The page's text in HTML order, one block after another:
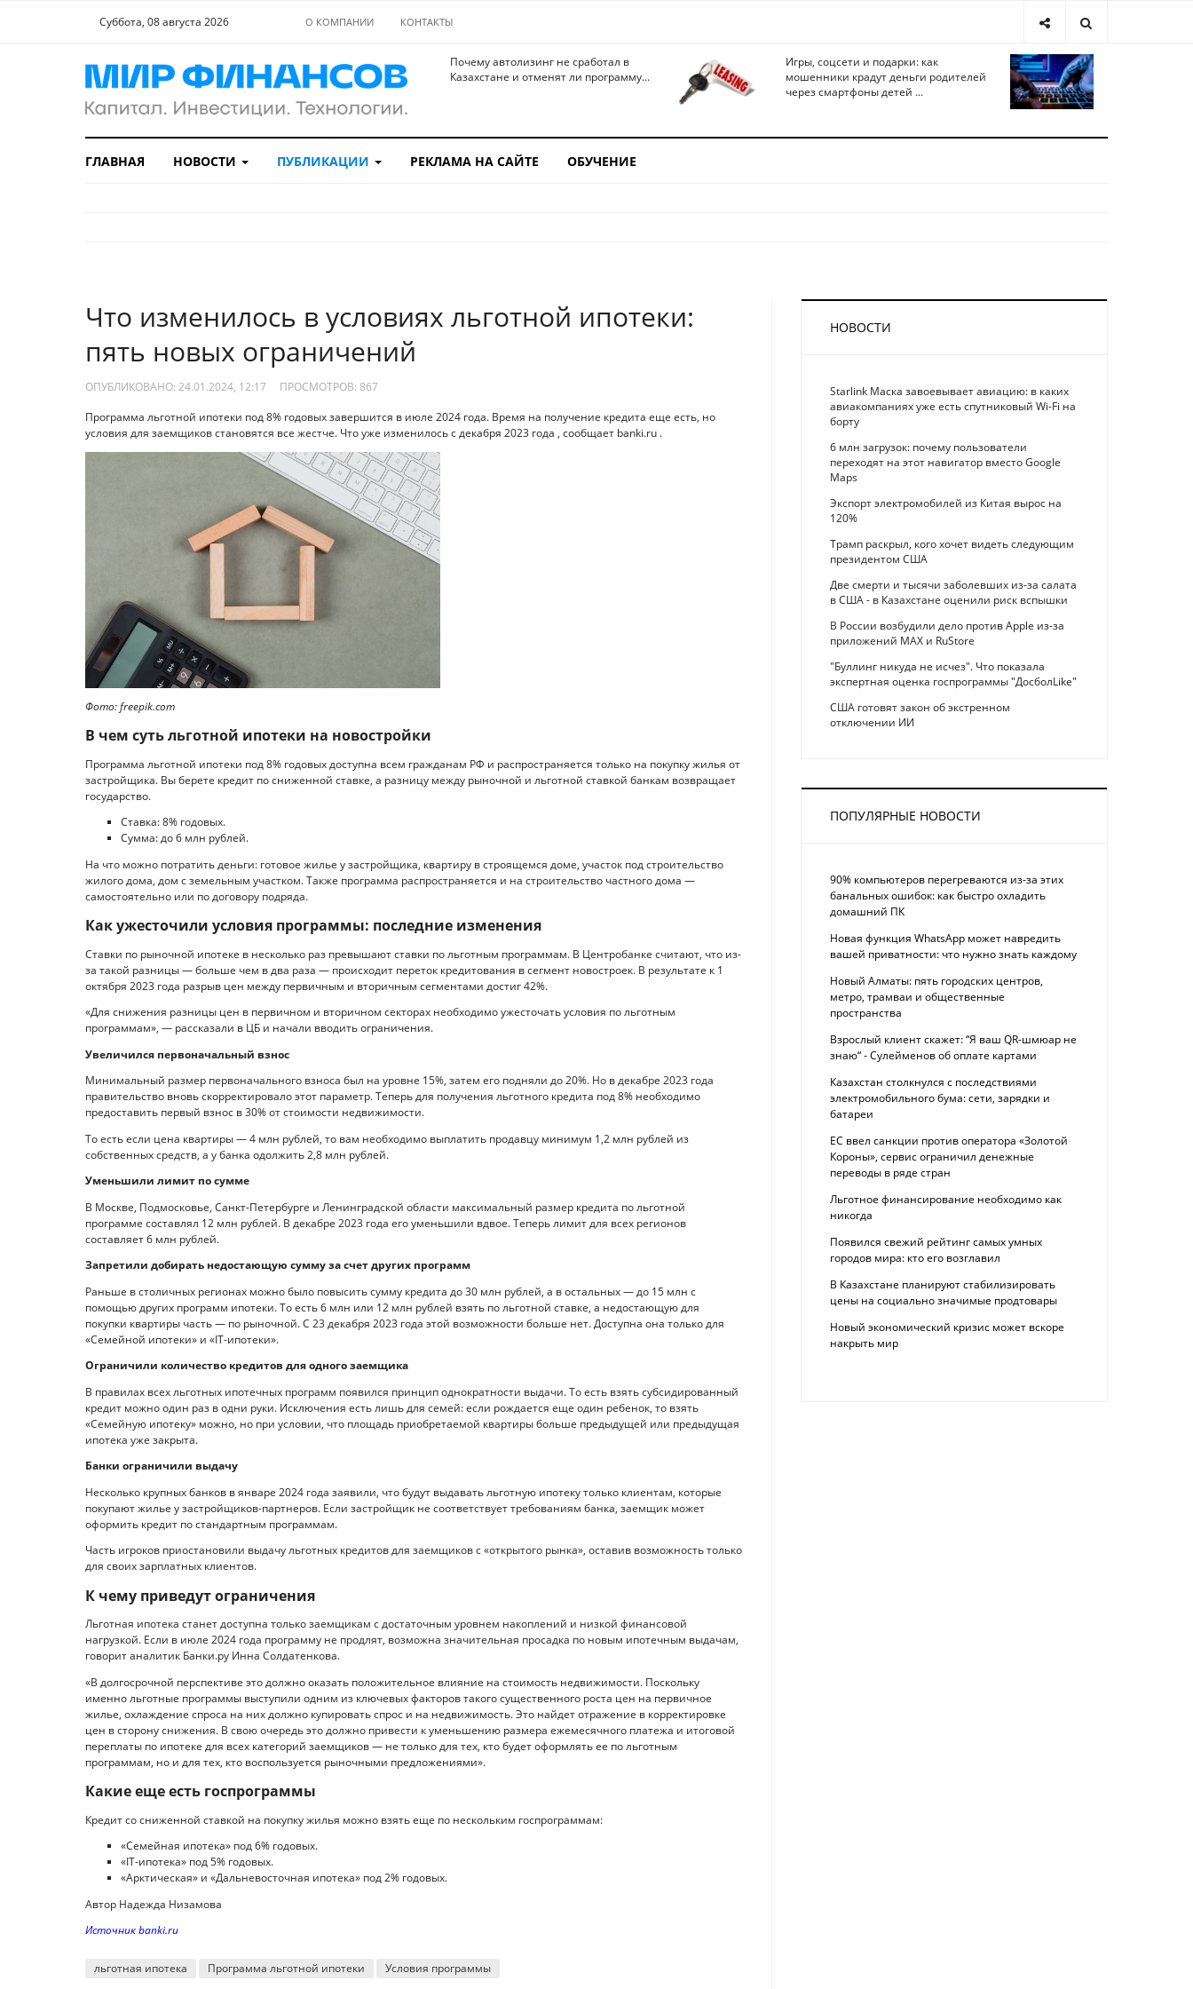
Суббота, 08 августа 2026 О КОМПАНИИ КОНТАКТЫ
Почему автолизинг не сработал в
Казахстане и отменят ли программу...
Игры, соцсети и подарки: как
мошенники крадут деньги родителей
через смартфоны детей ...
ГЛАВНАЯ НОВОСТИ ПУБЛИКАЦИИ РЕКЛАМА НА САЙТЕ ОБУЧЕНИЕ
Что изменилось в условиях льготной ипотеки:
пять новых ограничений
ОПУБЛИКОВАНО: 24.01.2024, 12:17 ПРОСМОТРОВ: 867
Программа льготной ипотеки под 8% годовых завершится в июле 2024 года. Время на получение кредита еще есть, но
условия для заемщиков становятся все жестче. Что уже изменилось с декабря 2023 года , сообщает banki.ru .
Фото: freepik.com
В чем суть льготной ипотеки на новостройки
Программа льготной ипотеки под 8% годовых доступна всем гражданам РФ и распространяется только на покупку жилья от
застройщика. Вы берете кредит по сниженной ставке, а разницу между рыночной и льготной ставкой банкам возвращает
государство.
Ставка: 8% годовых.
Сумма: до 6 млн рублей.
На что можно потратить деньги: готовое жилье у застройщика, квартиру в строящемся доме, участок под строительство
жилого дома, дом с земельным участком. Также программа распространяется и на строительство частного дома —
самостоятельно или по договору подряда.
Как ужесточили условия программы: последние изменения
Ставки по рыночной ипотеке в несколько раз превышают ставки по льготным программам. В Центробанке считают, что из-
за такой разницы — больше чем в два раза — происходит переток кредитования в сегмент новостроек. В результате к 1
октября 2023 года разрыв цен между первичным и вторичным сегментами достиг 42%.
«Для снижения разницы цен в первичном и вторичном секторах необходимо ужесточать условия по льготным
программам», — рассказали в ЦБ и начали вводить ограничения.
Увеличился первоначальный взнос
Минимальный размер первоначального взноса был на уровне 15%, затем его подняли до 20%. Но в декабре 2023 года
правительство вновь скорректировало этот параметр. Теперь для получения льготного кредита под 8% необходимо
предоставить первый взнос в 30% от стоимости недвижимости.
То есть если цена квартиры — 4 млн рублей, то вам необходимо выплатить продавцу минимум 1,2 млн рублей из
собственных средств, а у банка одолжить 2,8 млн рублей.
Уменьшили лимит по сумме
В Москве, Подмосковье, Санкт-Петербурге и Ленинградской области максимальный размер кредита по льготной
программе составлял 12 млн рублей. В декабре 2023 года его уменьшили вдвое. Теперь лимит для всех регионов
составляет 6 млн рублей.
Запретили добирать недостающую сумму за счет других программ
Раньше в столичных регионах можно было повысить сумму кредита до 30 млн рублей, а в остальных — до 15 млн с
помощью других программ ипотеки. То есть 6 млн или 12 млн рублей взять по льготной ставке, а недостающую для
покупки квартиры часть — по рыночной. С 23 декабря 2023 года этой возможности больше нет. Доступна она только для
«Семейной ипотеки» и «IT-ипотеки».
Ограничили количество кредитов для одного заемщика
В правилах всех льготных ипотечных программ появился принцип однократности выдачи. То есть взять субсидированный
кредит можно один раз в одни руки. Исключения есть лишь для семей: если рождается еще один ребенок, то взять
«Семейную ипотеку» можно, но при условии, что площадь приобретаемой квартиры больше предыдущей или предыдущая
ипотека уже закрыта.
Банки ограничили выдачу
Несколько крупных банков в январе 2024 года заявили, что будут выдавать льготную ипотеку только клиентам, которые
покупают жилье у застройщиков-партнеров. Если застройщик не соответствует требованиям банка, заемщик может
оформить кредит по стандартным программам.
Часть игроков приостановили выдачу льготных кредитов для заемщиков с «открытого рынка», оставив возможность только
для своих зарплатных клиентов.
К чему приведут ограничения
Льготная ипотека станет доступна только заемщикам с достаточным уровнем накоплений и низкой финансовой
нагрузкой. Если в июле 2024 года программу не продлят, возможна значительная просадка по новым ипотечным выдачам,
говорит аналитик Банки.ру Инна Солдатенкова.
«В долгосрочной перспективе это должно оказать положительное влияние на стоимость недвижимости. Поскольку
именно льготные программы выступили одним из ключевых факторов такого существенного роста цен на первичное
жилье, охлаждение спроса на них должно купировать спрос и на недвижимость. Это найдет отражение в корректировке
цен в сторону снижения. В свою очередь это должно привести к уменьшению размера ежемесячного платежа и итоговой
переплаты по ипотеке для всех категорий заемщиков — не только для тех, кто будет оформлять ее по льготным
программам, но и для тех, кто воспользуется рыночными предложениями».
Какие еще есть госпрограммы
Кредит со сниженной ставкой на покупку жилья можно взять еще по нескольким госпрограммам:
«Семейная ипотека» под 6% годовых.
«IT-ипотека» под 5% годовых.
«Арктическая» и «Дальневосточная ипотека» под 2% годовых.
Автор Надежда Низамова
Источник banki.ru
льготная ипотека Программа льготной ипотеки Условия программы
НОВОСТИ
Starlink Маска завоевывает авиацию: в каких
авиакомпаниях уже есть спутниковый Wi-Fi на
борту
6 млн загрузок: почему пользователи
переходят на этот навигатор вместо Google
Maps
Экспорт электромобилей из Китая вырос на
120%
Трамп раскрыл, кого хочет видеть следующим
президентом США
Две смерти и тысячи заболевших из-за салата
в США - в Казахстане оценили риск вспышки
В России возбудили дело против Apple из-за
приложений MAX и RuStore
"Буллинг никуда не исчез". Что показала
экспертная оценка госпрограммы "ДосболLike"
США готовят закон об экстренном
отключении ИИ
ПОПУЛЯРНЫЕ НОВОСТИ
90% компьютеров перегреваются из-за этих
банальных ошибок: как быстро охладить
домашний ПК
Новая функция WhatsApp может навредить
вашей приватности: что нужно знать каждому
Новый Алматы: пять городских центров,
метро, трамваи и общественные
пространства
Взрослый клиент скажет: “Я ваш QR-шмюар не
знаю“ - Сулейменов об оплате картами
Казахстан столкнулся с последствиями
электромобильного бума: сети, зарядки и
батареи
ЕС ввел санкции против оператора «Золотой
Короны», сервис ограничил денежные
переводы в ряде стран
Льготное финансирование необходимо как
никогда
Появился свежий рейтинг самых умных
городов мира: кто его возглавил
В Казахстане планируют стабилизировать
цены на социально значимые продтовары
Новый экономический кризис может вскоре
накрыть мир